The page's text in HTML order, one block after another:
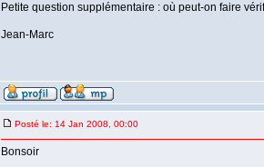
Petite question supplémentaire : où peut-on faire
Jean-Marc
Posté le: 14 Jan 2008, 00:00
Bonsoir